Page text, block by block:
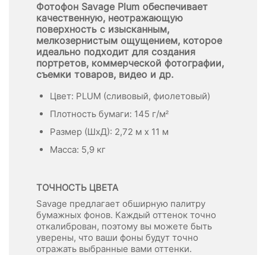
Фотофон Savage Plum обеспечивает
качественную, неотражающую
поверхность с изысканным,
мелкозернистым ощущением, которое
идеально подходит для создания
портретов, коммерческой фотографии,
съемки товаров, видео и др.
Цвет: PLUM (сливовый, фиолетовый)
Плотность бумаги: 145 г/м²
Размер (ШхД): 2,72 м x 11 м
Масса: 5,9 кг
ТОЧНОСТЬ ЦВЕТА
Savage предлагает обширную палитру
бумажных фонов. Каждый оттенок точно
откалиброван, поэтому вы можете быть
уверены, что ваши фоны будут точно
отражать выбранные вами оттенки.